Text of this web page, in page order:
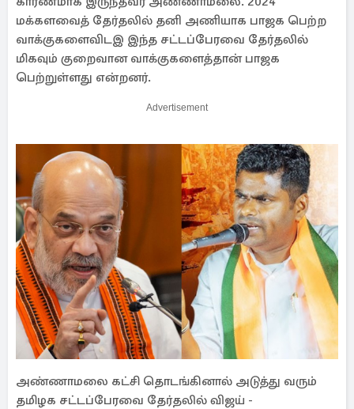
மக்களவைத் தேர்தலில் தனி அணியாக பாஜக பெற்ற
வாக்குகளைவிடஇ இந்த சட்டப்பேரவை தேர்தலில்
மிகவும் குறைவான வாக்குகளைத்தான் பாஜக
பெற்றுள்ளது என்றனர்.
Advertisement
அண்ணாமலை கட்சி தொடங்கினால் அடுத்து வரும்
தமிழக சட்டப்பேரவை தேர்தலில் விஜய் -